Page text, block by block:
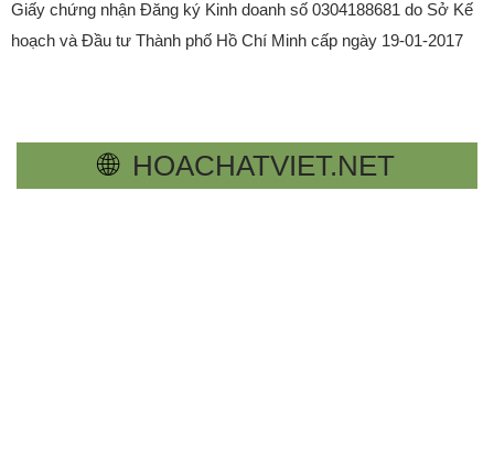
Giấy chứng nhận Đăng ký Kinh doanh số 0304188681 do Sở Kế
hoạch và Đầu tư Thành phố Hồ Chí Minh cấp ngày 19-01-2017
🌐 HOACHATVIET.NET